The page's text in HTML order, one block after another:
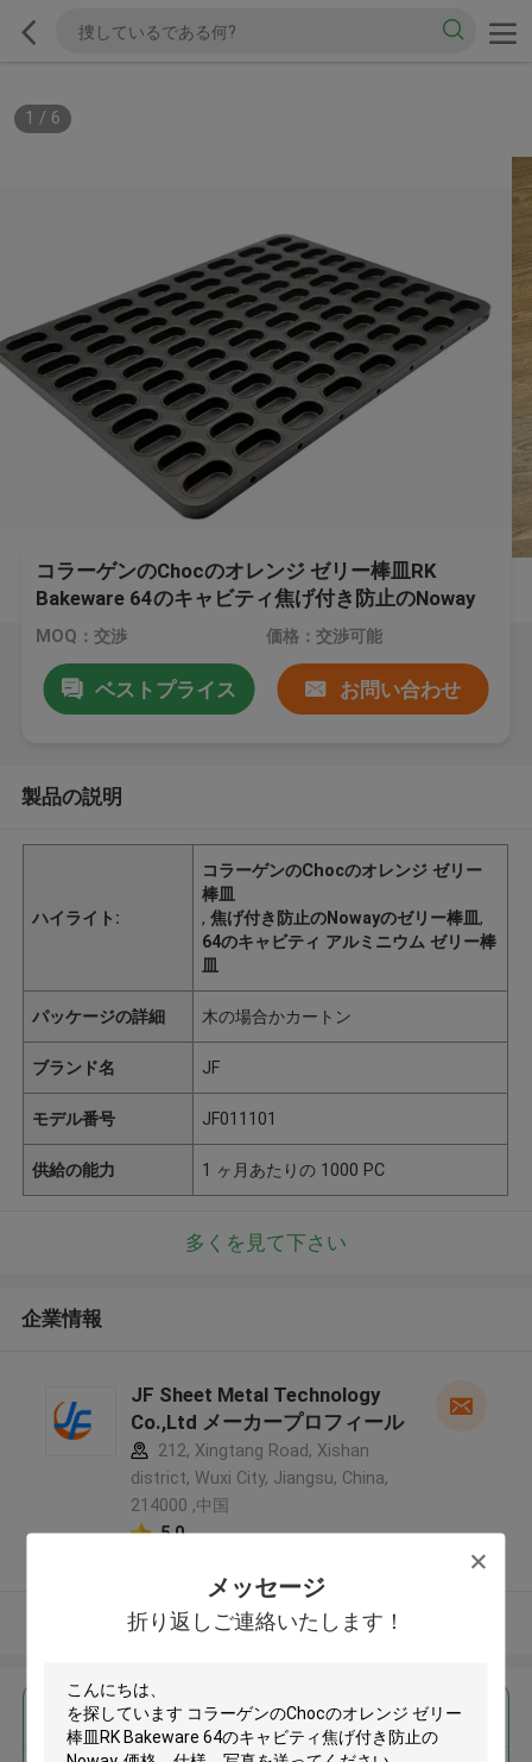
メッセージ
折り返しご連絡いたします！
1 / 6
コラーゲンのChocのオレンジ ゼリー棒皿RK
Bakeware 64のキャビティ焦げ付き防止のNoway
MOQ：交渉 価格：交渉可能
ベストプライス お問い合わせ
製品の説明
ハイライト:
コラーゲンのChocのオレンジ ゼリー
棒皿
,焦げ付き防止のNowayのゼリー棒皿,
64のキャビティ アルミニウム ゼリー棒
皿
パッケージの詳細 木の場合かカートン
ブランド名 JF
モデル番号 JF011101
供給の能力 1 ヶ月あたりの 1000 PC
多くを見て下さい
企業情報
JF Sheet Metal Technology
Co.,Ltd メーカープロフィール
212, Xingtang Road, Xishan
district, Wuxi City, Jiangsu, China,
214000 ,中国
5.0
多くを見て下さい
最高の価格で